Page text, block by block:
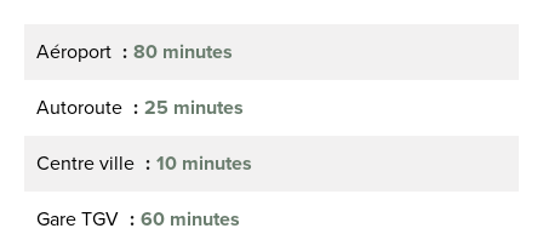
Aéroport
80 minutes
Autoroute
25 minutes
Centre ville
10 minutes
Gare TGV
60 minutes